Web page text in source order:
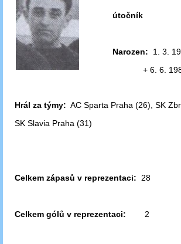
útočník
Narozen: 1. 3.
+ 6. 6. 1989
Hrál za týmy: AC Sparta Praha (26), SK
SK Slavia Praha (31)
Celkem zápasů v reprezentaci: 28
Celkem gólů v reprezentaci: 2